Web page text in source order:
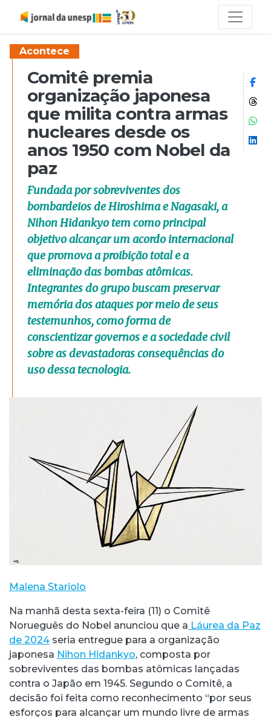
Acontece
Comitê premia
organização japonesa
que milita contra armas
nucleares desde os
anos 1950 com Nobel da
paz
Fundada por sobreviventes dos
bombardeios de Hiroshima e Nagasaki, a
Nihon Hidankyo tem como principal
objetivo alcançar um acordo internacional
que promova a proibição total e a
eliminação das bombas atômicas.
Integrantes do grupo buscam preservar
memória dos ataques por meio de seus
testemunhos, como forma de
conscientizar governos e a sociedade civil
sobre as devastadoras consequências do
uso dessa tecnologia.
Malena Stariolo
Na manhã desta sexta-feira (11) o Comitê
Norueguês do Nobel anunciou que a Láurea da Paz
de 2024 seria entregue para a organização
japonesa Nihon Hidankyo, composta por
sobreviventes das bombas atômicas lançadas
contra o Japão em 1945. Segundo o Comitê, a
decisão foi feita como reconhecimento “por seus
esforços para alcançar um mundo livre de armas